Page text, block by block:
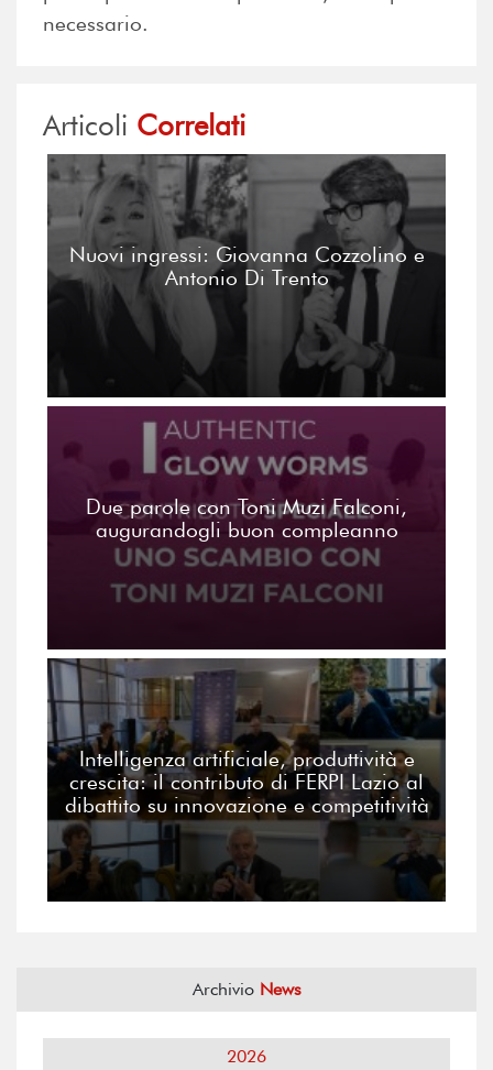
necessario.
Articoli Correlati
Nuovi ingressi: Giovanna Cozzolino e
Antonio Di Trento
Due parole con Toni Muzi Falconi,
augurandogli buon compleanno
Intelligenza artificiale, produttività e
crescita: il contributo di FERPI Lazio al
dibattito su innovazione e competitività
Archivio News
2026